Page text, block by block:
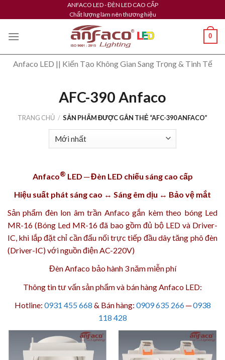
to
content
ANFACO LED - ĐÈN LED CAO CẤP
Chất lượng làm nên thương hiệu
0
Anfaco LED || Kiến Tạo Không Gian Sang Trọng & Tinh Tế
AFC-390 Anfaco
TRANG CHỦ / SẢN PHẨM ĐƯỢC GẮN THẺ “AFC-390 ANFACO”
Anfaco® LED ─ Đèn LED chiếu sáng cao cấp
Hiệu suất phát sáng cao ↔ Sáng êm dịu ↔ Bảo vệ mắt
Sản phẩm đèn lon âm trần Anfacogắn kèm theo bóng Led
MR-16 (Bóng Led MR-16 đã bao gồm đủ bộ LED và Driver-
IC, khi lắp đặt chỉ cần đấu nối trực tiếp đầu dây tăng phô đèn
(Driver-IC) với nguồn điện AC-220V)
Đèn Anfaco bảo hành 3 nămmiễn phí
Thông tin tư vấn sản phẩm và bán hàng Anfaco LED:
Hotline: 0931 455 668 & Bán hàng: 0909 635 266─0938
118 428